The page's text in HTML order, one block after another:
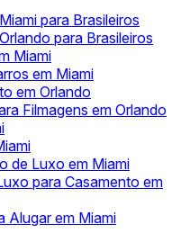
para Brasileiros
para Brasileiros
Miami
em Miami
em Orlando
Filmagens em Orlando
de Luxo em Miami
para Casamento em
Alugar em Miami